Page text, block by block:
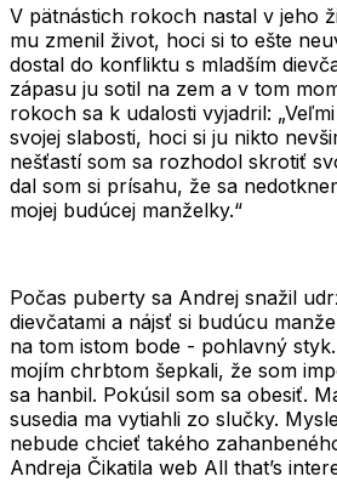
V pätnástich rokoch nastal v jeho
mu zmenil život, hoci si to ešte
dostal do konfliktu s mladším
zápasu ju sotil na zem a v tom
rokoch sa k udalosti vyjadril:
svojej slabosti, hoci si ju nikto
nešťastí som sa rozhodol skrotiť
dal som si prísahu, že sa
mojej budúcej manželky.“
Počas puberty sa Andrej snažil
dievčatami a nájsť si budúcu
na tom istom bode - pohlavný styk.
mojím chrbtom šepkali, že som
sa hanbil. Pokúsil som sa obesiť.
susedia ma vytiahli zo slučky.
nebude chcieť takého
Andreja Čikatila web All that’s